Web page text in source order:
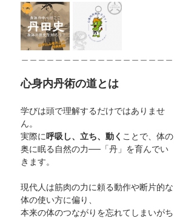
心身内丹術の道とは
学びは頭で理解するだけではありませ
ん。
実際に呼吸し、立ち、動く ことで、体の
奥に眠る自然の力──「丹」を育んでい
きます。
現代人は筋肉の力に頼る動作や断片的な
体の使い方に偏り、
本来の体のつながりを忘れてしまいがち